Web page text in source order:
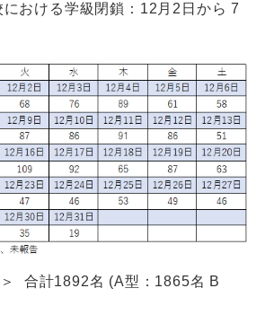
おける学級閉鎖：12月2日から 7
合計1892名 (A型：1865名 B